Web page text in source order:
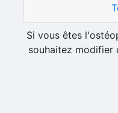
Si vous êtes
souhaitez modifier